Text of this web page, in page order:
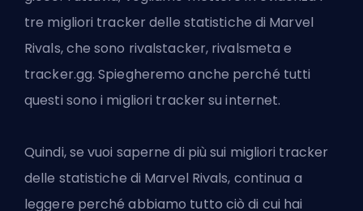
tre migliori tracker delle statistiche di Marvel
Rivals, che sono rivalstacker, rivalsmeta e
tracker.gg. Spiegheremo anche perché tutti
questi sono i migliori tracker su internet.
Quindi, se vuoi saperne di più sui migliori tracker
delle statistiche di Marvel Rivals, continua a
leggere perché abbiamo tutto ciò di cui hai